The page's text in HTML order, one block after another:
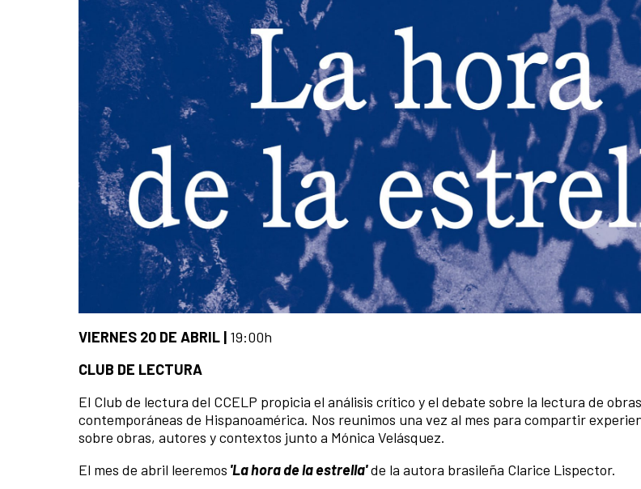
VIERNES 20 DE ABRIL | 19:00h
CLUB DE LECTURA
El Club de lectura del CCELP propicia el análisis crítico y el debate sobre la lectura de
contemporáneas de Hispanoamérica. Nos reunimos una vez al mes para compartir
sobre obras, autores y contextos junto a Mónica Velásquez.
El mes de abril leeremos 'La hora de la estrella'de la autora brasileña Clarice Lispector.